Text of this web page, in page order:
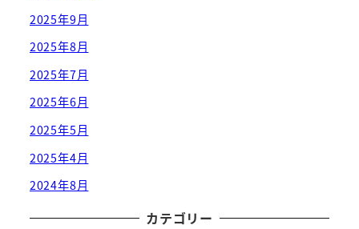
2025年9月
2025年8月
2025年7月
2025年6月
2025年5月
2025年4月
2024年8月
カテゴリー